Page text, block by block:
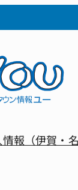
報（伊賀・